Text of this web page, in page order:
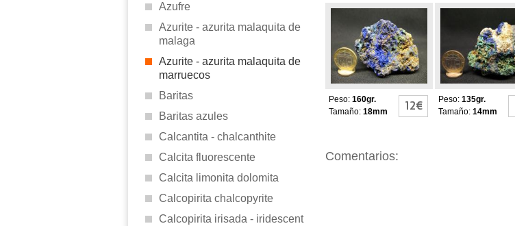
AZURITA-
MALAQUITA
Peso: 160gr.
Tamaño: 18mm 12€
MALAQUITA
Peso: 135gr.
Tamaño: 14mm
Comentarios:
Azufre
Azurite - azurita malaquita de
malaga
Azurite - azurita malaquita de
marruecos
Baritas
Baritas azules
Calcantita - chalcanthite
Calcita fluorescente
Calcita limonita dolomita
Calcopirita chalcopyrite
Calcopirita irisada - iridescent